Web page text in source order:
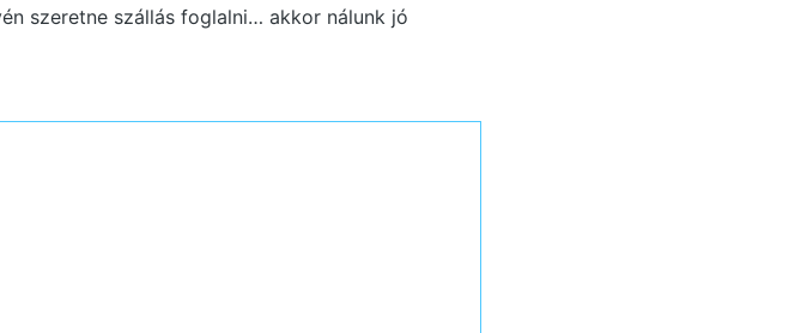
szeretne szállás foglalni… akkor nálunk jó